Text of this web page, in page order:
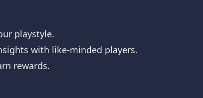
playstyle.
with like-minded players.
rewards.